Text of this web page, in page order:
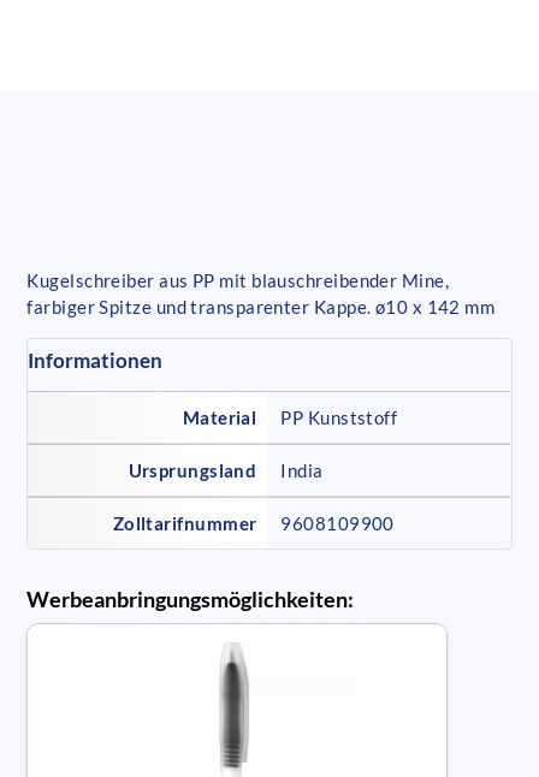
Kugelschreiber aus PP mit blauschreibender Mine,
farbiger Spitze und transparenter Kappe. ø10 x 142 mm
Informationen
Material PP Kunststoff
Ursprungsland India
Zolltarifnummer 9608109900
Werbeanbringungsmöglichkeiten: